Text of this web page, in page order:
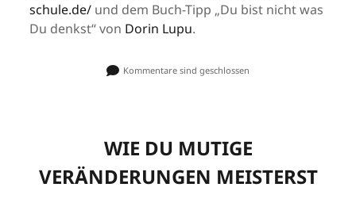
schule.de/ und dem Buch-Tipp „Du bist nicht was
Du denkst“ von Dorin Lupu.
Kommentare sind geschlossen
WIE DU MUTIGE
VERÄNDERUNGEN MEISTERST